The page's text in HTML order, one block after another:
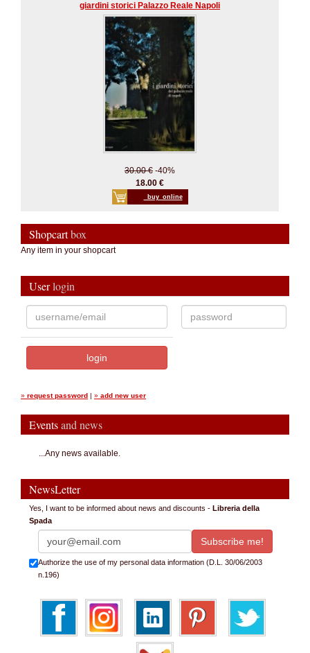
giardini storici Palazzo Reale Napoli
30.00 € -40%
18.00 €
_buy_online
Shopcartbox
Any item in your shopcart
Userlogin
» request password | » add new user
Eventsand news
...Any news available.
NewsLetter
Yes, I want to be informed about news and discounts - Libreria della
Spada
Authorize the use of my personal data information (D.L. 30/06/2003
n.196)